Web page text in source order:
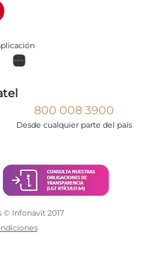
800 008 3900
Desde cualquier parte del país
© Infonavit 2017